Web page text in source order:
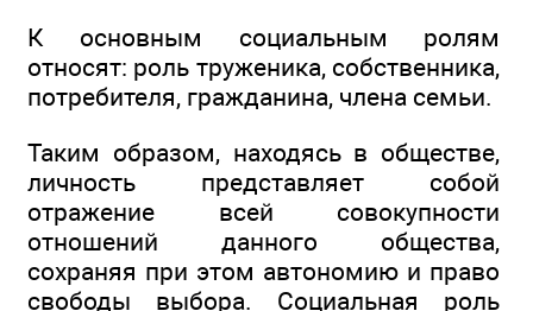
К основным социальным ролям
относят: роль труженика, собственника,
потребителя, гражданина, члена семьи.
Таким образом, находясь в обществе,
личность представляет собой
отражение всей совокупности
отношений данного общества,
сохраняя при этом автономию и право
свободы выбора. Социальная роль